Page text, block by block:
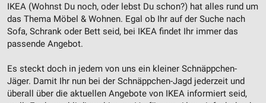
IKEA (Wohnst Du noch, oder lebst Du schon?) hat alles rund um
das Thema Möbel & Wohnen. Egal ob Ihr auf der Suche nach
Sofa, Schrank oder Bett seid, bei IKEA findet Ihr immer das
passende Angebot.
Es steckt doch in jedem von uns ein kleiner Schnäppchen-
Jäger. Damit Ihr nun bei der Schnäppchen-Jagd jederzeit und
überall über die aktuellen Angebote von IKEA informiert seid,